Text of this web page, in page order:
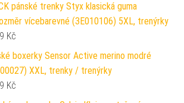
pánské trenky Styx klasická guma
vícebarevné (3E010106) 5XL, trenýrky
Kč
boxerky Sensor Active merino modré
XXL, trenky / trenýrky
Kč